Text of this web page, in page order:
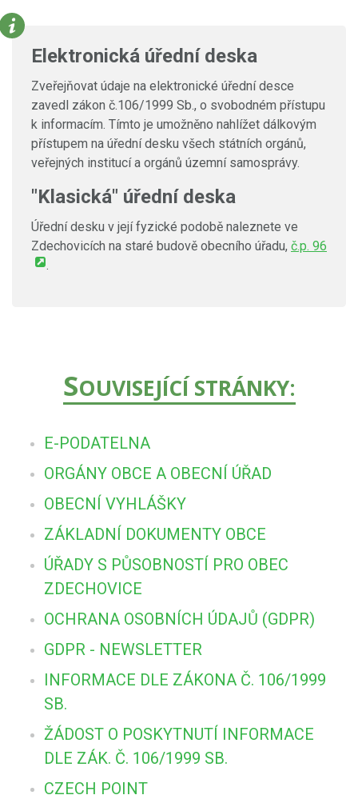
Elektronická úřední deska
Zveřejňovat údaje na elektronické úřední desce
zavedl zákon č.106/1999 Sb., o svobodném přístupu
k informacím. Tímto je umožněno nahlížet dálkovým
přístupem na úřední desku všech státních orgánů,
veřejných institucí a orgánů územní samosprávy.
"Klasická" úřední deska
Úřední desku v její fyzické podobě naleznete ve
Zdechovicích na staré budově obecního úřadu, č.p. 96
.
SOUVISEJÍCÍ STRÁNKY:
E-PODATELNA
ORGÁNY OBCE A OBECNÍ ÚŘAD
OBECNÍ VYHLÁŠKY
ZÁKLADNÍ DOKUMENTY OBCE
ÚŘADY S PŮSOBNOSTÍ PRO OBEC
ZDECHOVICE
OCHRANA OSOBNÍCH ÚDAJŮ (GDPR)
GDPR - NEWSLETTER
INFORMACE DLE ZÁKONA Č. 106/1999
SB.
ŽÁDOST O POSKYTNUTÍ INFORMACE
DLE ZÁK. Č. 106/1999 SB.
CZECH POINT